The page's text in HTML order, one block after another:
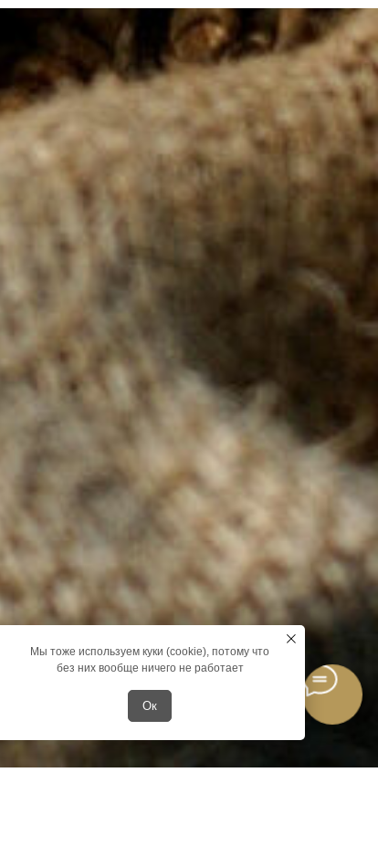
Мы тоже используем куки (cookie), потому что
без них вообще ничего не работает
Ок